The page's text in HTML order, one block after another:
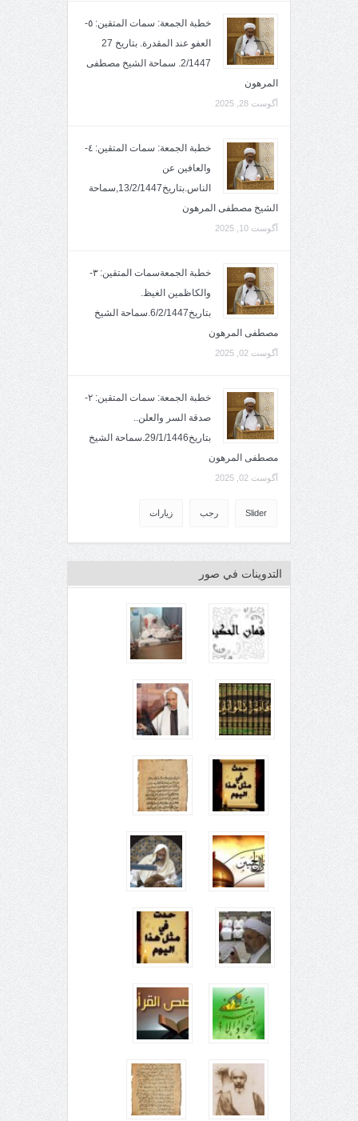
خطبة الجمعة: سمات المتقين: ٥-
العفو عند المقدرة. بتاريخ 27
2/1447. سماحة الشيخ مصطفى
المرهون
آگوست 28, 2025
خطبة الجمعة: سمات المتقين: ٤-
والعافين عن
الناس.بتاريخ13/2/1447,سماحة
الشيخ مصطفى المرهون
آگوست 10, 2025
خطبة الجمعةسمات المتقين: ٣-
والكاظمين الغيظ.
بتاريخ6/2/1447.سماحة الشيخ
مصطفى المرهون
آگوست 02, 2025
خطبة الجمعة: سمات المتقين: ٢-
صدقة السر والعلن..
بتاريخ29/1/1446.سماحة الشيخ
مصطفى المرهون
آگوست 02, 2025
Slider رجب زيارات
التدوينات في صور